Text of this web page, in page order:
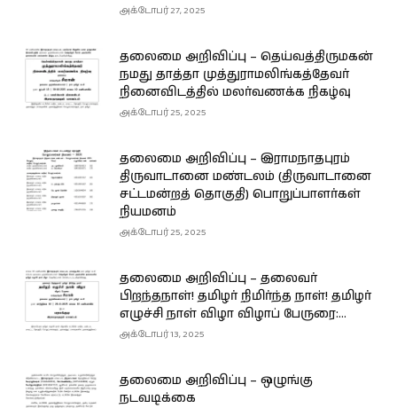
அக்டோபர் 27, 2025
தலைமை அறிவிப்பு – தெய்வத்திருமகன்
நமது தாத்தா முத்துராமலிங்கத்தேவர்
நினைவிடத்தில் மலர்வணக்க நிகழ்வு
அக்டோபர் 25, 2025
தலைமை அறிவிப்பு – இராமநாதபுரம்
திருவாடானை மண்டலம் (திருவாடானை
சட்டமன்றத் தொகுதி) பொறுப்பாளர்கள்
நியமனம்
அக்டோபர் 25, 2025
தலைமை அறிவிப்பு – தலைவர்
பிறந்தநாள்! தமிழர் நிமிர்ந்த நாள்! தமிழர்
எழுச்சி நாள் விழா விழாப் பேருரை:...
அக்டோபர் 13, 2025
தலைமை அறிவிப்பு – ஒழுங்கு
நடவடிக்கை